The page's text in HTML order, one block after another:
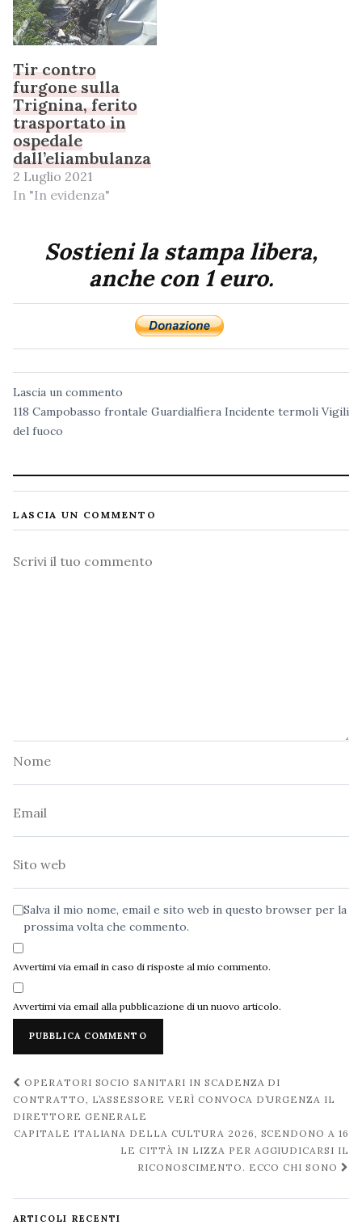
Tir contro
furgone sulla
Trignina, ferito
trasportato in
ospedale
dall’eliambulanza
2 Luglio 2021
In "In evidenza"
Sostieni la stampa libera,
anche con 1 euro.
Lascia un commento
118 Campobasso frontale Guardialfiera Incidente termoli Vigili
del fuoco
LASCIA UN COMMENTO
Commento
Salva il mio nome, email e sito web in questo browser per la
prossima volta che commento.
Avvertimi via email in caso di risposte al mio commento.
Avvertimi via email alla pubblicazione di un nuovo articolo.
Navigazione
post
OPERATORI SOCIO SANITARI IN SCADENZA DI
CONTRATTO, L’ASSESSORE VERÌ CONVOCA D’URGENZA IL
DIRETTORE GENERALE
CAPITALE ITALIANA DELLA CULTURA 2026, SCENDONO A 16
LE CITTÀ IN LIZZA PER AGGIUDICARSI IL
RICONOSCIMENTO. ECCO CHI SONO
ARTICOLI RECENTI